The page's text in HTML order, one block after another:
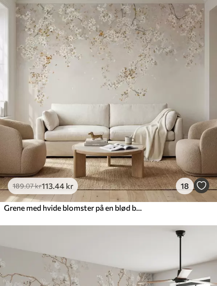
189.07kr113 .44 kr 18